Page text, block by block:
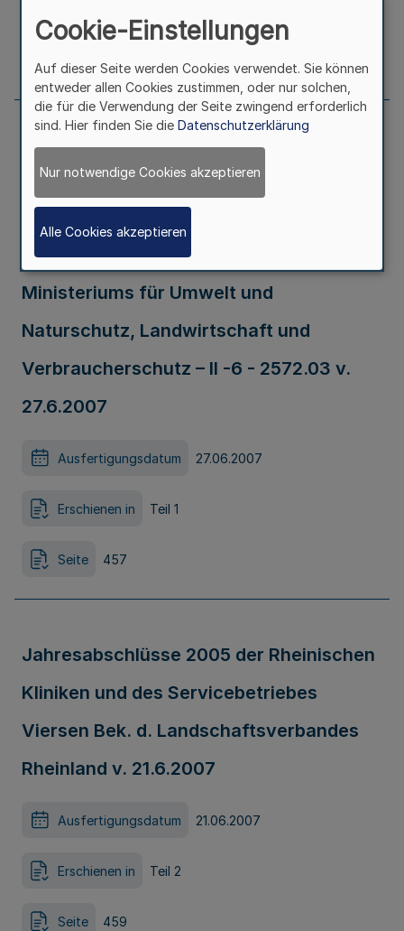
Seite 446
Zuwendungen zur Inanspruchnahme von
Beratungsdiensten für
landwirtschaftliche Betriebe RdErl. d.
Ministeriums für Umwelt und
Naturschutz, Landwirtschaft und
Verbraucherschutz – II -6 - 2572.03 v.
27.6.2007
Ausfertigungsdatum 27.06.2007
Erschienen in Teil 1
Seite 457
Jahresabschlüsse 2005 der Rheinischen
Kliniken und des Servicebetriebes
Viersen Bek. d. Landschaftsverbandes
Rheinland v. 21.6.2007
Ausfertigungsdatum 21.06.2007
Erschienen in Teil 2
Seite 459
Cookie-Einstellungen
Auf dieser Seite werden Cookies verwendet. Sie können
entweder allen Cookies zustimmen, oder nur solchen,
die für die Verwendung der Seite zwingend erforderlich
sind. Hier finden Sie die Datenschutzerklärung
Nur notwendige Cookies akzeptieren
Alle Cookies akzeptieren